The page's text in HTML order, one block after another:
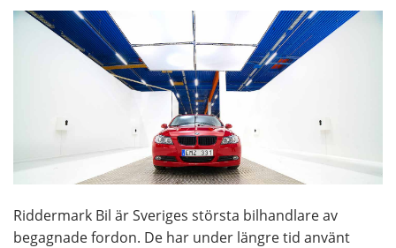
Riddermark Bil är Sveriges största bilhandlare av
begagnade fordon. De har under längre tid använt